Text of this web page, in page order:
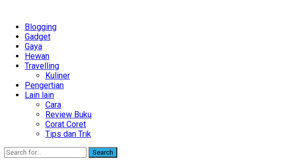
Blogging
Gadget
Gaya
Hewan
Travelling
Kuliner
Pengertian
Lain lain
Cara
Review Buku
Corat Coret
Tips dan Trik
Search